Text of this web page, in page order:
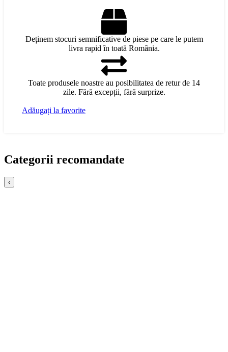
Deținem stocuri semnificative de piese pe care le putem
livra rapid în toată România.
Toate produsele noastre au posibilitatea de retur de 14
zile. Fără excepții, fără surprize.
Adăugați la favorite
Categorii recomandate
‹